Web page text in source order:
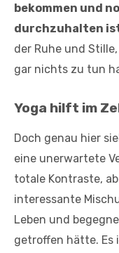
bekommen und
durchzuhalten
der Ruhe und
gar nichts zu tun
Yoga hilft im
Doch genau hier
eine unerwartete
totale Kontraste,
interessante
Leben und
getroffen hätte. Es